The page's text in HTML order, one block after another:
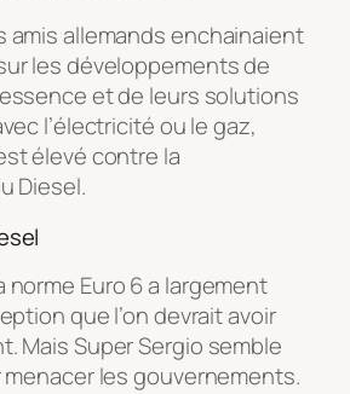
amis allemands enchainaient
les développements de
et de leurs solutions
l’électricité ou le gaz,
élevé contre la
Diesel.
norme Euro 6 a largement
que l’on devrait avoir
MaisSuper Sergio semble
les gouvernements.